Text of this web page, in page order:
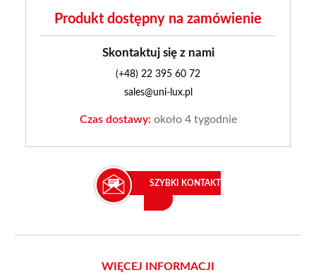
Produkt dostępny na zamówienie
Skontaktuj się z nami
(+48) 22 395 60 72
sales@uni-lux.pl
Czas dostawy: około 4 tygodnie
SZYBKI KONTAKT
WIĘCEJ INFORMACJI